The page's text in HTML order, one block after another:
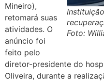
Foto:
Mineiro),
retomará suas
atividades. O
anúncio foi
feito pelo
diretor-presidente do
Oliveira, durante a